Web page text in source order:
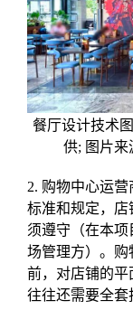
餐厅设计技术图
供; 图片来
2. 购物中心运
标准和规定，
须遵守（在本项
场管理方）。
前，对店铺的平
往往还需要全套